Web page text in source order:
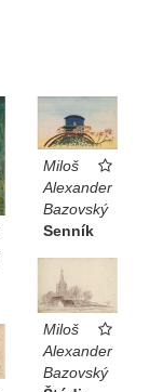
Miloš
Alexander
Bazovský
Senník
Miloš
Alexander
Bazovský